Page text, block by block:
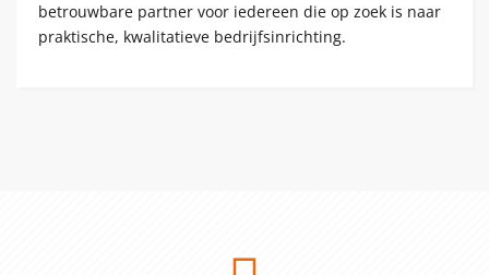
betrouwbare partner voor iedereen die op zoek is naar
praktische, kwalitatieve bedrijfsinrichting.